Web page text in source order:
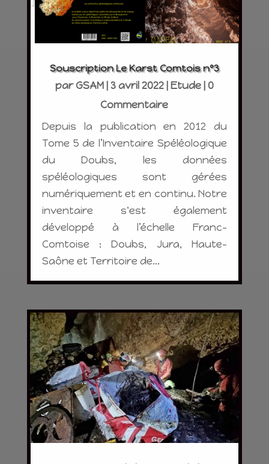
Souscription Le Karst Comtois n°3
parGSAM| 3 avril 2022| Etude| 0
Commentaire
Depuis la publication en 2012 du
Tome 5 de l’Inventaire Spéléologique
du Doubs, les données
spéléologiques sont gérées
numériquement et en continu. Notre
inventaire s'est également
développé à l’échelle Franc-
Comtoise : Doubs, Jura, Haute-
Saône et Territoire de...